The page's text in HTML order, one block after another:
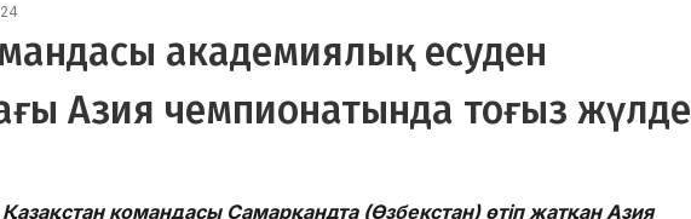
академиялық есуден
Азия чемпионатында тоғыз жүлде
командасы Самарқандта (Өзбекстан) өтіп жатқан Азия